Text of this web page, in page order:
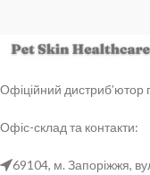
Офіційний дистриб’ютор
Офіс-склад та контакти:
69104, м. Запоріжжя,